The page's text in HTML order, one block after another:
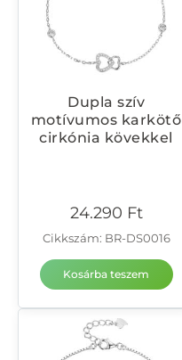
Dupla szív
motívumos karkötő
cirkónia kövekkel
24.290 Ft
Cikkszám: BR-DS0016
Kosárba teszem